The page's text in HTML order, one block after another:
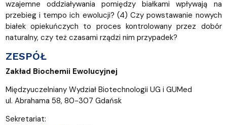
wzajemne oddziaływania pomiędzy białkami wpływają na
przebieg i tempo ich ewolucji? (4) Czy powstawanie nowych
białek opiekuńczych to proces kontrolowany przez dobór
naturalny, czy też czasami rządzi nim przypadek?
ZESPÓŁ
Zakład Biochemii Ewolucyjnej
Międzyuczelniany Wydział Biotechnologii UG i GUMed
ul. Abrahama 58, 80-307 Gdańsk
Sekretariat: